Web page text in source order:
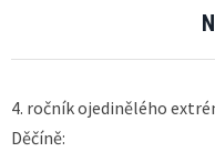
4. ročník ojedinělého
Děčíně: